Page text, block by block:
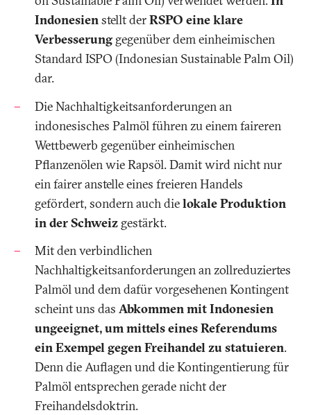
Indonesienstellt derRSPO eine klare
Verbesserung gegenüber dem einheimischen
Standard ISPO (Indonesian Sustainable Palm Oil)
dar.
Die Nachhaltigkeitsanforderungen an
indonesisches Palmöl führen zu einem faireren
Wettbewerb gegenüber einheimischen
Pflanzenölen wie Rapsöl. Damit wird nicht nur
ein fairer anstelle eines freieren Handels
gefördert, sondern auch dielokale Produktion
in der Schweiz gestärkt.
Mit den verbindlichen
Nachhaltigkeitsanforderungen an zollreduziertes
Palmöl und dem dafür vorgesehenen Kontingent
scheint uns das Abkommen mit Indonesien
ungeeignet, um mittels eines Referendums
ein Exempel gegen Freihandel zu statuieren.
Denn die Auflagen und die Kontingentierung für
Palmöl entsprechen gerade nicht der
Freihandelsdoktrin.